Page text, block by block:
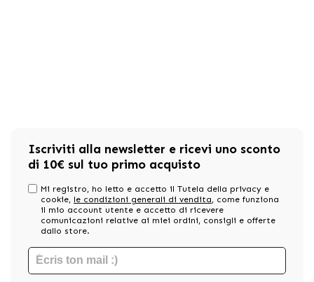
Iscriviti alla newsletter e ricevi uno sconto
di 10€ sul tuo primo acquisto
Mi registro, ho letto e accetto il Tutela della privacy e
cookie, le condizioni generali di vendita, come funziona
il mio account utente e accetto di ricevere
comunicazioni relative ai miei ordini, consigli e offerte
dallo store.